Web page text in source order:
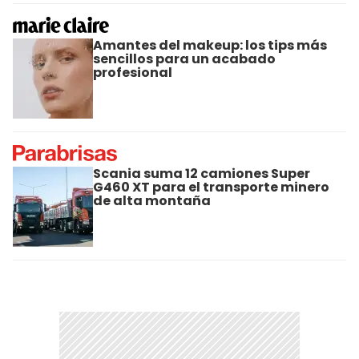
Amantes del makeup: los tips más
sencillos para un acabado
profesional
Scania suma 12 camiones Super
G460 XT para el transporte minero
de alta montaña